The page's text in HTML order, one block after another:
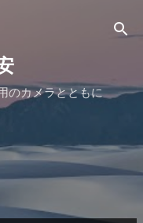
のカメラとともに